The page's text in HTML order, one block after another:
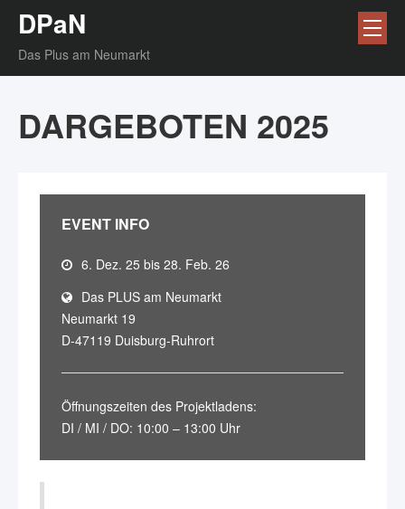
DPaN
Das Plus am Neumarkt
DARGEBOTEN 2025
EVENT INFO
6. Dez. 25 bis 28. Feb. 26
Das PLUS am Neumarkt
Neumarkt 19
D-47119 Duisburg-Ruhrort
Öffnungszeiten des Projektladens:
DI / MI / DO: 10:00 – 13:00 Uhr